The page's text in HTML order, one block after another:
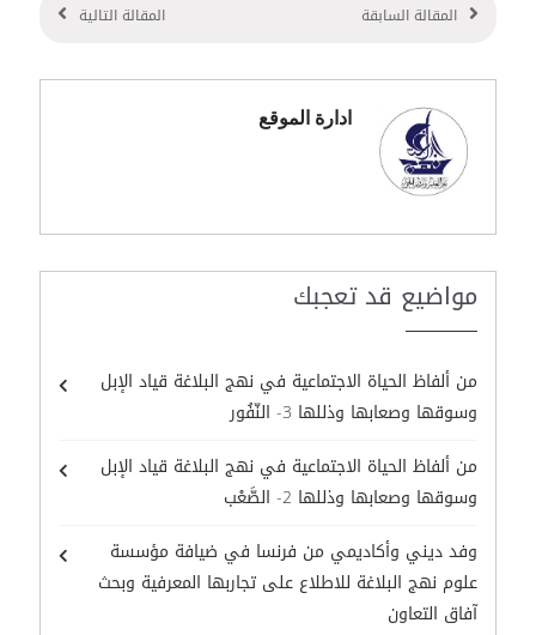
المقالة السابقة المقالة التالية
ادارة الموقع
مواضيع قد تعجبك
من ألفاظ الحياة الاجتماعية في نهج البلاغة قياد الإبل
وسوقها وصعابها وذللها 3- النّفُور
من ألفاظ الحياة الاجتماعية في نهج البلاغة قياد الإبل
وسوقها وصعابها وذللها 2- الصَّعْب
وفد ديني وأكاديمي من فرنسا في ضيافة مؤسسة
علوم نهج البلاغة للاطلاع على تجاربها المعرفية وبحث
آفاق التعاون